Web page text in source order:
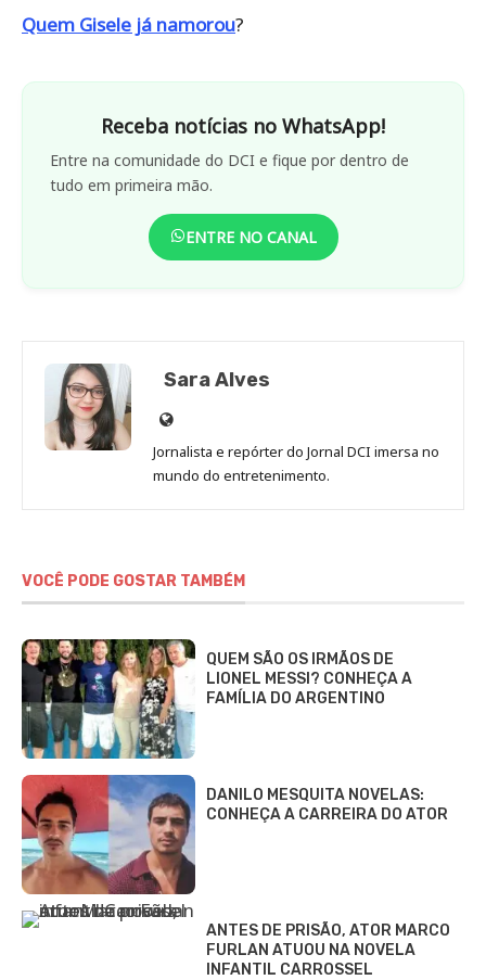
Quem Gisele já namorou?
Receba notícias no WhatsApp!
Entre na comunidade do DCI e fique por dentro de
tudo em primeira mão.
ENTRE NO CANAL
Sara Alves
Site
de
Sara
Jornalista e repórter do Jornal DCI imersa no
mundo do entretenimento.
VOCÊ PODE GOSTAR TAMBÉM
QUEM SÃO OS IRMÃOS DE
LIONEL MESSI? CONHEÇA A
FAMÍLIA DO ARGENTINO
DANILO MESQUITA NOVELAS:
CONHEÇA A CARREIRA DO ATOR
ANTES DE PRISÃO, ATOR MARCO
FURLAN ATUOU NA NOVELA
INFANTIL CARROSSEL